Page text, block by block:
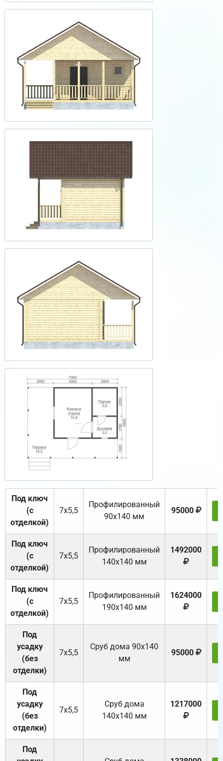
Под ключ
(с
отделкой)
7х5,5
Профилированный
90х140 мм
95000
Под ключ
(с
отделкой)
7х5,5
Профилированный
140х140 мм
1492000
Под ключ
(с
отделкой)
7х5,5
Профилированный
190х140 мм
1624000
Под
усадку
(без
отделки)
7х5,5
Cруб дома 90x140
мм
95000
Под
усадку
(без
отделки)
7х5,5
Cруб дома
140х140 мм
1217000
Под